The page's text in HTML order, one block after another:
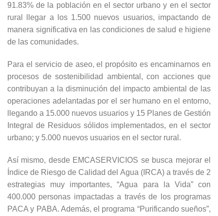
91.83% de la población en el sector urbano y en el sector
rural llegar a los 1.500 nuevos usuarios, impactando de
manera significativa en las condiciones de salud e higiene
de las comunidades.
Para el servicio de aseo, el propósito es encaminarnos en
procesos de sostenibilidad ambiental, con acciones que
contribuyan a la disminución del impacto ambiental de las
operaciones adelantadas por el ser humano en el entorno,
llegando a 15.000 nuevos usuarios y 15 Planes de Gestión
Integral de Residuos sólidos implementados, en el sector
urbano; y 5.000 nuevos usuarios en el sector rural.
Así mismo, desde EMCASERVICIOS se busca mejorar el
Índice de Riesgo de Calidad del Agua (IRCA) a través de 2
estrategias muy importantes, “Agua para la Vida” con
400.000 personas impactadas a través de los programas
PACA y PABA. Además, el programa “Purificando sueños”,